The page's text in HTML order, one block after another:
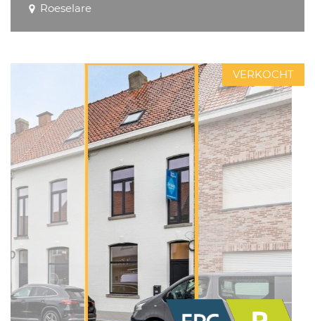
Roeselare
VERKOCHT